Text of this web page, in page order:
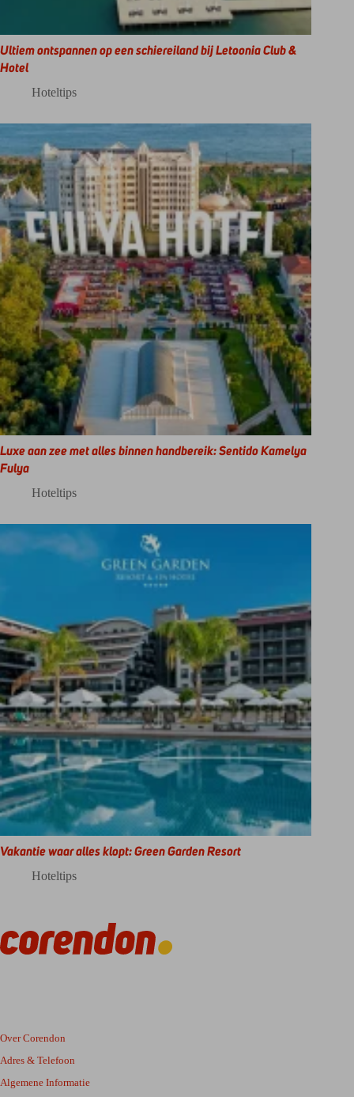
Ultiem ontspannen op een schiereiland bij Letoonia Club &
Hotel
Hoteltips
Luxe aan zee met alles binnen handbereik: Sentido Kamelya
Fulya
Hoteltips
Vakantie waar alles klopt: Green Garden Resort
Hoteltips
Over Corendon
Adres & Telefoon
Algemene Informatie